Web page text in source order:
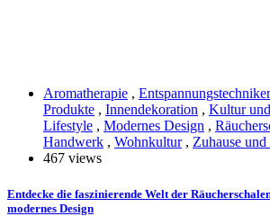
Aromatherapie ,
Produkte , Innendekoration , Kultur
Lifestyle , Modernes Design ,
Handwerk , Wohnkultur, Zuhause und
467 views
Entdecke die faszinierende Welt der
modernes Design